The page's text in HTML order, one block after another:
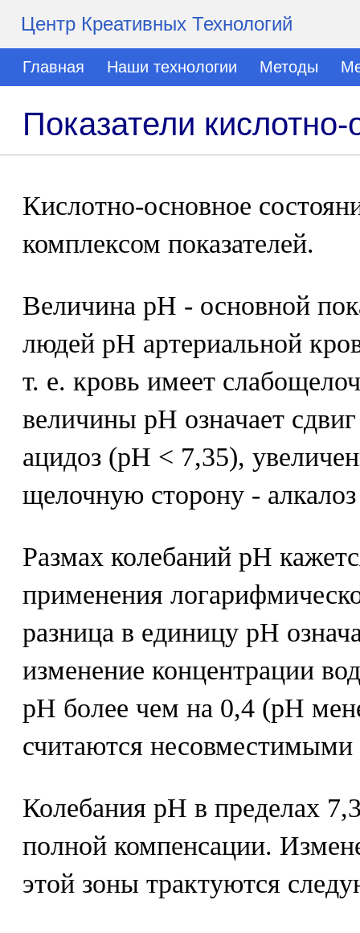
Центр Креативных Технологий
Главная Наши технологии Методы
Показатели
Кислотно-основное
комплексом показателей.
Величина рН - основной
людей рН артериальной
т. е. кровь имеет
величины рН означает
ацидоз (рН < 7,35),
щелочную сторону -
Размах колебаний рН
применения
разница в единицу рН
изменение концентрации
рН более чем на 0,4 (рН
считаются
Колебания рН в пределах
полной компенсации.
этой зоны трактуются